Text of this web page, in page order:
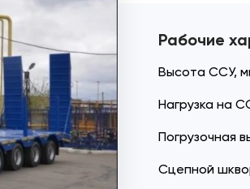
Рабочие
Высота ССУ,
Нагрузка на
Погрузочная
Сцепной